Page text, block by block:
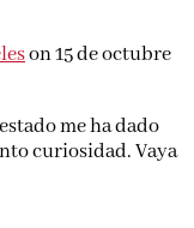
on 15 de octubre
me ha dado
curiosidad. Vaya